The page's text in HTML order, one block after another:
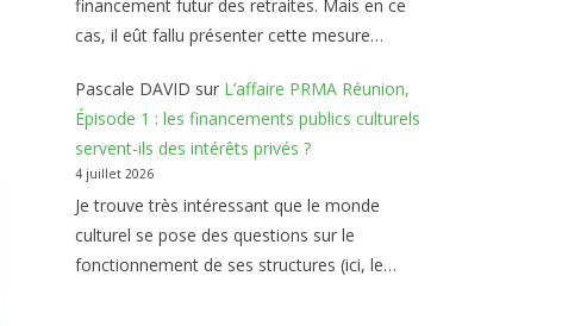
financement futur des retraites. Mais en ce
cas, il eût fallu présenter cette mesure…
Pascale DAVID sur L’affaire PRMA Réunion,
Épisode 1 : les financements publics culturels
servent-ils des intérêts privés ?
4 juillet 2026
Je trouve très intéressant que le monde
culturel se pose des questions sur le
fonctionnement de ses structures (ici, le…